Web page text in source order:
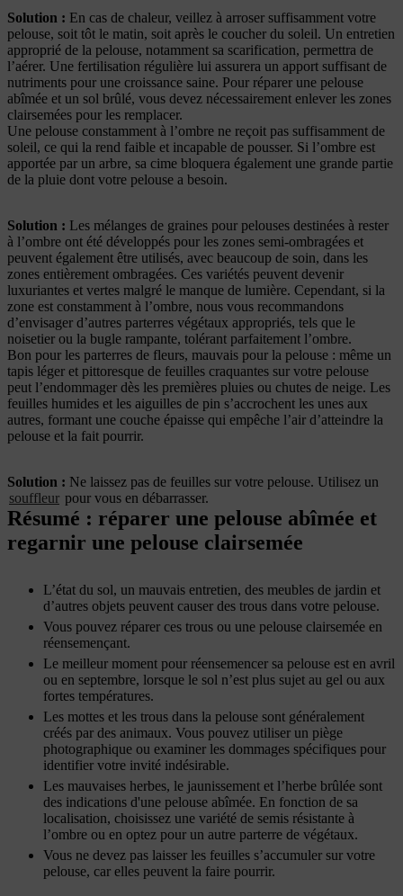
Solution : En cas de chaleur, veillez à arroser suffisamment votre
pelouse, soit tôt le matin, soit après le coucher du soleil. Un entretien
approprié de la pelouse, notamment sa scarification, permettra de
l’aérer. Une fertilisation régulière lui assurera un apport suffisant de
nutriments pour une croissance saine. Pour réparer une pelouse
abîmée et un sol brûlé, vous devez nécessairement enlever les zones
clairsemées pour les remplacer.
Une pelouse constamment à l’ombre ne reçoit pas suffisamment de
soleil, ce qui la rend faible et incapable de pousser. Si l’ombre est
apportée par un arbre, sa cime bloquera également une grande partie
de la pluie dont votre pelouse a besoin.
Solution : Les mélanges de graines pour pelouses destinées à rester
à l’ombre ont été développés pour les zones semi-ombragées et
peuvent également être utilisés, avec beaucoup de soin, dans les
zones entièrement ombragées. Ces variétés peuvent devenir
luxuriantes et vertes malgré le manque de lumière. Cependant, si la
zone est constamment à l’ombre, nous vous recommandons
d’envisager d’autres parterres végétaux appropriés, tels que le
noisetier ou la bugle rampante, tolérant parfaitement l’ombre.
Bon pour les parterres de fleurs, mauvais pour la pelouse : même un
tapis léger et pittoresque de feuilles craquantes sur votre pelouse
peut l’endommager dès les premières pluies ou chutes de neige. Les
feuilles humides et les aiguilles de pin s’accrochent les unes aux
autres, formant une couche épaisse qui empêche l’air d’atteindre la
pelouse et la fait pourrir.
Solution : Ne laissez pas de feuilles sur votre pelouse. Utilisez un
souffleur pour vous en débarrasser.
Résumé : réparer une pelouse abîmée et
regarnir une pelouse clairsemée
L’état du sol, un mauvais entretien, des meubles de jardin et
d’autres objets peuvent causer des trous dans votre pelouse.
Vous pouvez réparer ces trous ou une pelouse clairsemée en
réensemençant.
Le meilleur moment pour réensemencer sa pelouse est en avril
ou en septembre, lorsque le sol n’est plus sujet au gel ou aux
fortes températures.
Les mottes et les trous dans la pelouse sont généralement
créés par des animaux. Vous pouvez utiliser un piège
photographique ou examiner les dommages spécifiques pour
identifier votre invité indésirable.
Les mauvaises herbes, le jaunissement et l’herbe brûlée sont
des indications d'une pelouse abîmée. En fonction de sa
localisation, choisissez une variété de semis résistante à
l’ombre ou en optez pour un autre parterre de végétaux.
Vous ne devez pas laisser les feuilles s’accumuler sur votre
pelouse, car elles peuvent la faire pourrir.